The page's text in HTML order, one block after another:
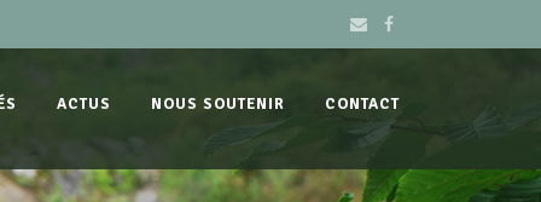
ACTUS NOUS SOUTENIR CONTACT